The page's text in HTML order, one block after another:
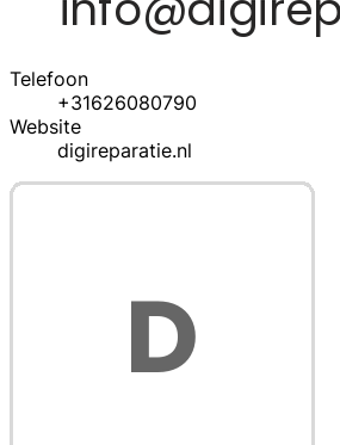
Telefoon
+31626080790
Website
digireparatie.nl